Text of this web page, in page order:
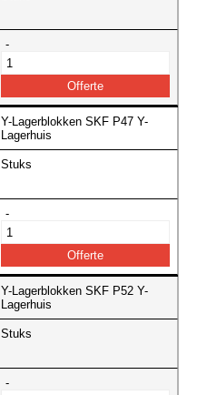
-
Y-Lagerblokken SKF P47 Y-
Lagerhuis
Stuks
-
Y-Lagerblokken SKF P52 Y-
Lagerhuis
Stuks
-